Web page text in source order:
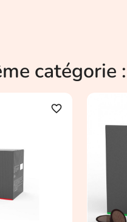
catégorie :
favorite_border